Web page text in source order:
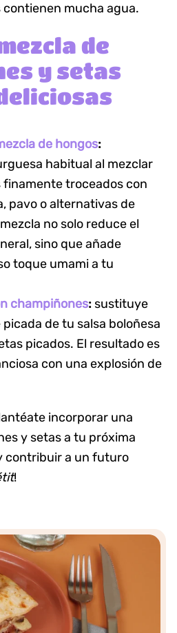
mucha agua.
de
y setas
de hongos:
habitual al mezclar
finamente troceados con
pavo o alternativas de
no solo reduce el
sino que añade
toque umami a tu
champiñones: sustituye
de tu salsa boloñesa
picados. El resultado es
con una explosión de
incorporar una
y setas a tu próxima
contribuir a un futuro
!